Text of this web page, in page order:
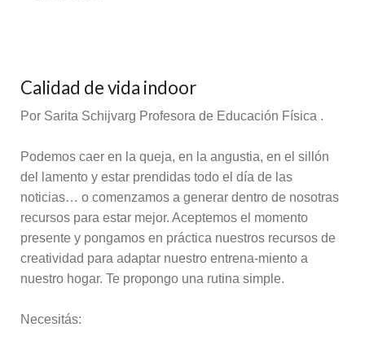
Calidad de vida indoor
Por Sarita Schijvarg Profesora de Educación Física .
Podemos caer en la queja, en la angustia, en el sillón
del lamento y estar prendidas todo el día de las
noticias… o comenzamos a generar dentro de nosotras
recursos para estar mejor. Aceptemos el momento
presente y pongamos en práctica nuestros recursos de
creatividad para adaptar nuestro entrena-miento a
nuestro hogar. Te propongo una rutina simple.
Necesitás: